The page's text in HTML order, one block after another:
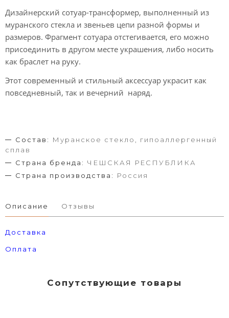
Дизайнерский сотуар-трансформер, выполненный из
муранского стекла и звеньев цепи разной формы и
размеров. Фрагмент сотуара отстегивается, его можно
присоединить в другом месте украшения, либо носить
как браслет на руку.
Этот современный и стильный аксессуар украсит как
повседневный, так и вечерний наряд.
Состав:
Муранское стекло, гипоаллергенный
сплав
Страна бренда: ЧЕШСКАЯ РЕСПУБЛИКА
Страна производства:
Россия
Описание Отзывы
Доставка
Оплата
Сопутствующие товары